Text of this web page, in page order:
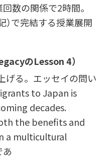
数の関係で2時間。
で完結する授業展開
のLesson 4）
げる。エッセイの問い
to Japan is
decades.
the benefits and
a multicultural
あ